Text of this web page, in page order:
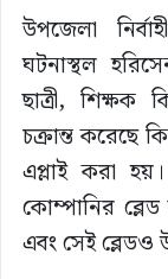
উপজেলা
ঘটনাস্থল
ছাত্রী, শিক্ষক
চক্রান্ত করেছে
এপ্লাই করা
কোম্পানির
এবং সেই ব্লেডও